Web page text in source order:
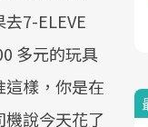
7-ELEVE
多元的玩具
樣，你是在
說今天花了